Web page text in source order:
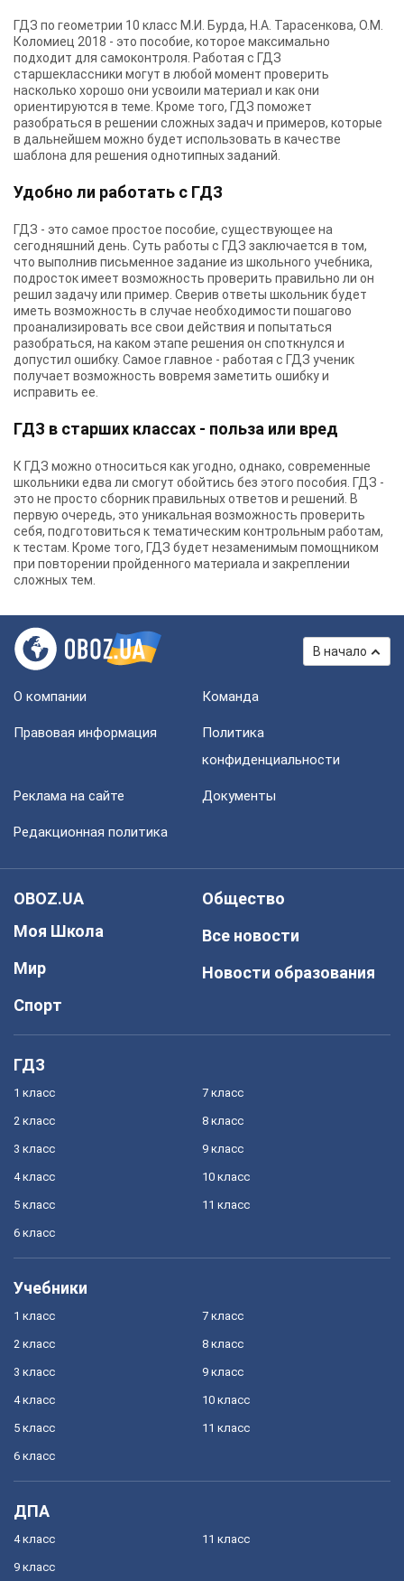
ГДЗ по геометрии 10 класс М.И. Бурда, Н.А. Тарасенкова, О.М.
Коломиец 2018 - это пособие, которое максимально
подходит для самоконтроля. Работая с ГДЗ
старшеклассники могут в любой момент проверить
насколько хорошо они усвоили материал и как они
ориентируются в теме. Кроме того, ГДЗ поможет
разобраться в решении сложных задач и примеров, которые
в дальнейшем можно будет использовать в качестве
шаблона для решения однотипных заданий.
Удобно ли работать с ГДЗ
ГДЗ - это самое простое пособие, существующее на
сегодняшний день. Суть работы с ГДЗ заключается в том,
что выполнив письменное задание из школьного учебника,
подросток имеет возможность проверить правильно ли он
решил задачу или пример. Сверив ответы школьник будет
иметь возможность в случае необходимости пошагово
проанализировать все свои действия и попытаться
разобраться, на каком этапе решения он споткнулся и
допустил ошибку. Самое главное - работая с ГДЗ ученик
получает возможность вовремя заметить ошибку и
исправить ее.
ГДЗ в старших классах - польза или вред
К ГДЗ можно относиться как угодно, однако, современные
школьники едва ли смогут обойтись без этого пособия. ГДЗ -
это не просто сборник правильных ответов и решений. В
первую очередь, это уникальная возможность проверить
себя, подготовиться к тематическим контрольным работам,
к тестам. Кроме того, ГДЗ будет незаменимым помощником
при повторении пройденного материала и закреплении
сложных тем.
В начало
О компании Команда
Правовая информация
Политика
конфиденциальности
Реклама на сайте Документы
Редакционная политика
OBOZ.UA
Моя Школа
Мир
Спорт
Общество
Все новости
Новости образования
ГДЗ
1 класс
2 класс
3 класс
4 класс
5 класс
6 класс
7 класс
8 класс
9 класс
10 класс
11 класс
Учебники
1 класс
2 класс
3 класс
4 класс
5 класс
6 класс
7 класс
8 класс
9 класс
10 класс
11 класс
ДПА
4 класс
9 класс
11 класс